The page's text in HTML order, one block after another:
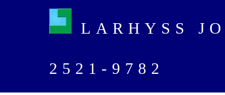
LARHYSS
2521-9782